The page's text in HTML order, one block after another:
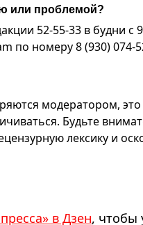
или проблемой?
52-55-33 в будни с
по номеру 8 (930) 074-
модератором,
Будьте
лексику и
в Дзен, чтобы